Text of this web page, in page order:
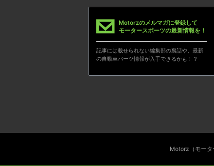
Motorzのメルマガに登録して
モータースポーツの最新情報を！
記事には載せられない編集部の裏話や、最新
の自動車パーツ情報が入手できるかも！？
Motorz（モータ